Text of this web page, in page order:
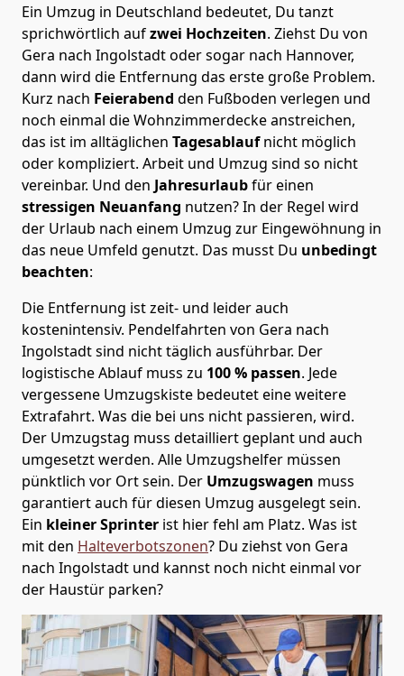
Ein Umzug in Deutschland bedeutet, Du tanzt
sprichwörtlich aufzwei Hochzeiten. Ziehst Du von
Gera nach Ingolstadt oder sogar nach Hannover,
dann wird die Entfernung das erste große Problem.
Kurz nach Feierabend den Fußboden verlegen und
noch einmal die Wohnzimmerdecke anstreichen,
das ist im alltäglichen Tagesablaufnicht möglich
oder kompliziert. Arbeit und Umzug sind so nicht
vereinbar. Und den Jahresurlaubfür einen
stressigen Neuanfang nutzen? In der Regel wird
der Urlaub nach einem Umzug zur Eingewöhnung in
das neue Umfeld genutzt. Das musst Du unbedingt
beachten:
Die Entfernung ist zeit- und leider auch
kostenintensiv. Pendelfahrten von Gera nach
Ingolstadt sind nicht täglich ausführbar. Der
logistische Ablauf muss zu 100 % passen. Jede
vergessene Umzugskiste bedeutet eine weitere
Extrafahrt. Was die bei uns nicht passieren, wird.
Der Umzugstag muss detailliert geplant und auch
umgesetzt werden. Alle Umzugshelfer müssen
pünktlich vor Ort sein. Der Umzugswagen muss
garantiert auch für diesen Umzug ausgelegt sein.
Ein kleiner Sprinter ist hier fehl am Platz. Was ist
mit den Halteverbotszonen? Du ziehst von Gera
nach Ingolstadt und kannst noch nicht einmal vor
der Haustür parken?